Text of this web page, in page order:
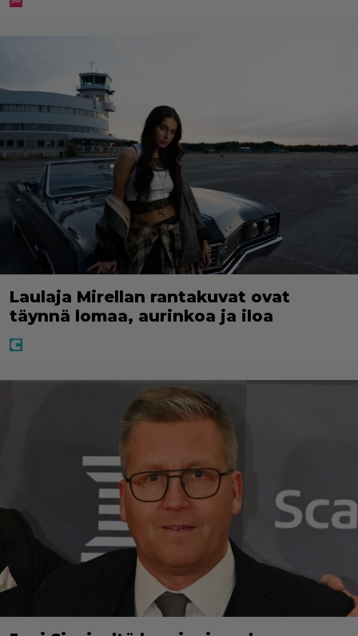
Laulaja Mirellan rantakuvat ovat
täynnä lomaa, aurinkoa ja iloa